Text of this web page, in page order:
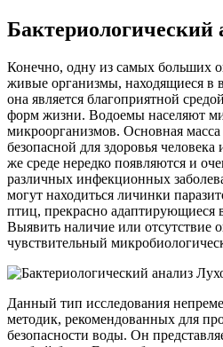
Бактериологический
Конечно, одну из самых больших
живые организмы, находящиеся в
она является благоприятной
форм жизни. Водоемы населяют
микроорганизмов. Основная масса
безопасной для здоровья
же среде нередко появляются и
различных инфекционных
могут находиться личинки
птиц, прекрасно адаптирующиеся
Выявить наличие или отсутствие
чувствительный
Данный тип исследования
методик, рекомендованных для
безопасности воды. Он